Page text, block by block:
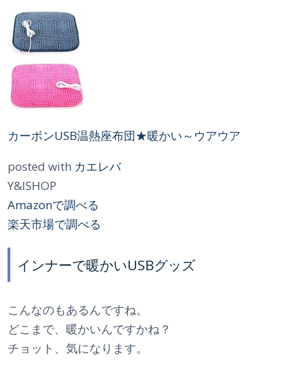
カーボンUSB温熱座布団★暖かい～ウアウア
posted with カエレバ
Y&ISHOP
Amazonで調べる
楽天市場で調べる
インナーで暖かいUSBグッズ
こんなのもあるんですね。
どこまで、暖かいんですかね？
チョット、気になります。